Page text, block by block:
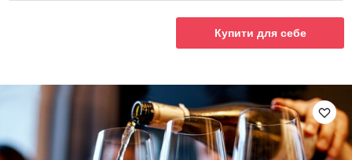
Купити для себе